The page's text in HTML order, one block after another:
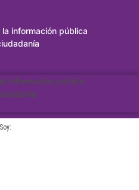
información pública
información pública
Soy: